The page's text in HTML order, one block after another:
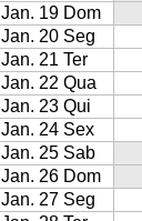
Jan. 19 Dom
Jan. 20 Seg
Jan. 21 Ter
Jan. 22 Qua
Jan. 23 Qui
Jan. 24 Sex
Jan. 25 Sab
Jan. 26 Dom
Jan. 27 Seg